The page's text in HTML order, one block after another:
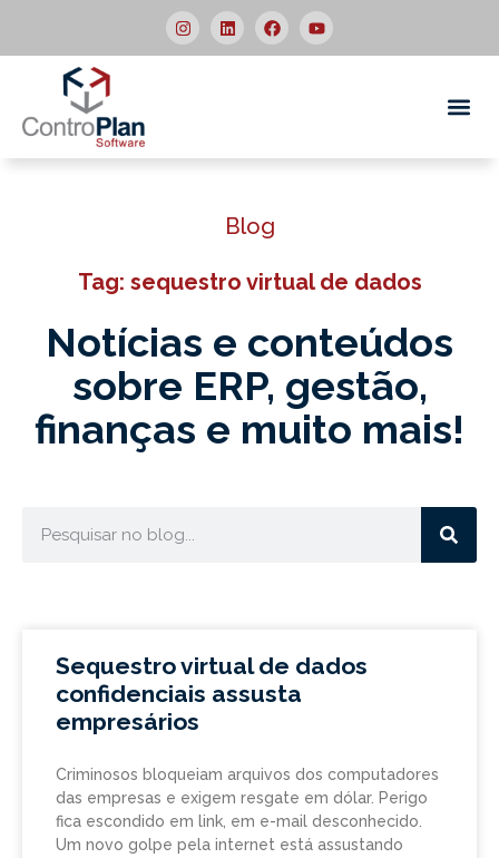
Blog
Tag: sequestro virtual de dados
Notícias e conteúdos
sobre ERP, gestão,
finanças e muito mais!
Sequestro virtual de dados
confidenciais assusta
empresários
Criminosos bloqueiam arquivos dos computadores
das empresas e exigem resgate em dólar. Perigo
fica escondido em link, em e-mail desconhecido.
Um novo golpe pela internet está assustando